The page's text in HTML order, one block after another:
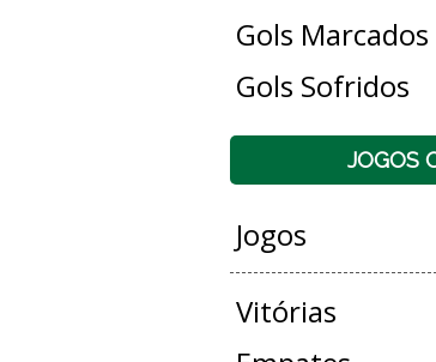
Gols Marcados
Gols Sofridos
JOGOS
Jogos
Vitórias